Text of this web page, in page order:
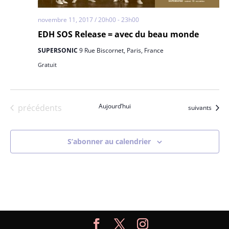
EDH SOS Release = avec du beau monde
novembre 11, 2017 / 20h00 -23h00
SUPERSONIC 9 Rue Biscornet, Paris, France
Gratuit
Évènements
précédents Aujourd’hui Évènements
suivants
S’abonner au calendrier